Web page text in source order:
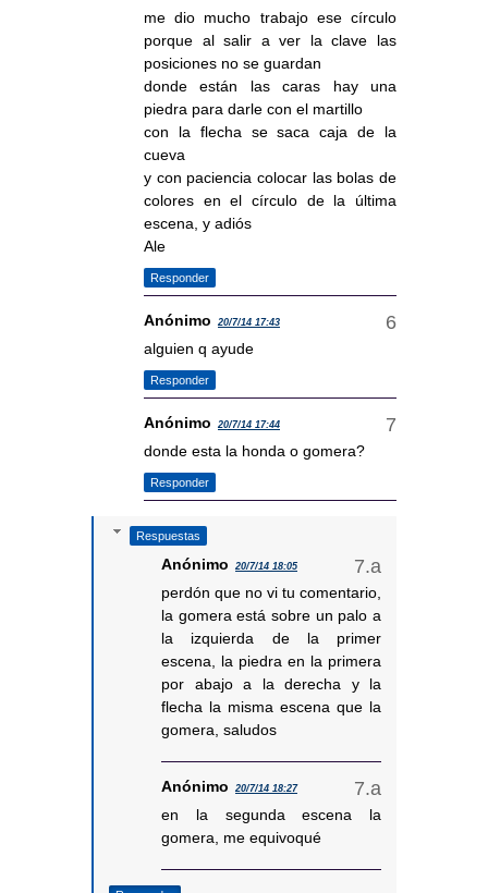
me dio mucho trabajo ese círculo
porque al salir a ver la clave las
posiciones no se guardan
donde están las caras hay una
piedra para darle con el martillo
con la flecha se saca caja de la
cueva
y con paciencia colocar las bolas de
colores en el círculo de la última
escena, y adiós
Ale
Responder
Anónimo 20/7/14 17:43
alguien q ayude
Responder
Anónimo 20/7/14 17:44
donde esta la honda o gomera?
Responder
Respuestas
Anónimo 20/7/14 18:05
perdón que no vi tu comentario,
la gomera está sobre un palo a
la izquierda de la primer
escena, la piedra en la primera
por abajo a la derecha y la
flecha la misma escena que la
gomera, saludos
Anónimo 20/7/14 18:27
en la segunda escena la
gomera, me equivoqué